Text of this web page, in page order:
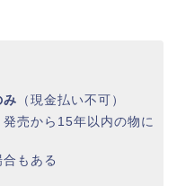
み （現金払い不可）
売から15年以内の物に
もある